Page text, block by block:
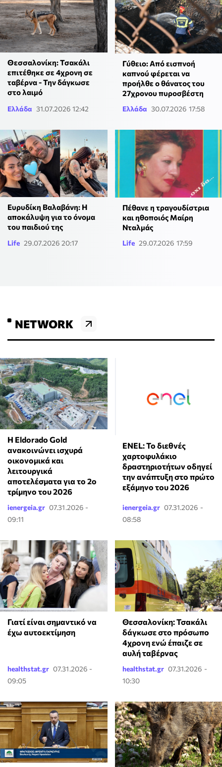
Θεσσαλονίκη: Τσακάλι
επιτέθηκε σε 4χρονη σε
ταβέρνα - Την δάγκωσε
στο λαιμό
Ελλάδα 31.07.2026 12:42
Γύθειο: Από εισπνοή
καπνού φέρεται να
προήλθε ο θάνατος του
27χρονου πυροσβέστη
Ελλάδα 30.07.2026 17:58
Ευρυδίκη Βαλαβάνη: Η
αποκάλυψη για το όνομα
του παιδιού της
Life 29.07.2026 20:17
Πέθανε η τραγουδίστρια
και ηθοποιός Μαίρη
Νταλμάς
Life 29.07.2026 17:59
NETWORK
Η Eldorado Gold
ανακοινώνει ισχυρά
οικονομικά και
λειτουργικά
αποτελέσματα για το 2ο
τρίμηνο του 2026
ienergeia.gr 07.31.2026 -
09:11
ENEL: Το διεθνές
χαρτοφυλάκιο
δραστηριοτήτων οδηγεί
την ανάπτυξη στο πρώτο
εξάμηνο του 2026
ienergeia.gr 07.31.2026 -
08:58
Γιατί είναι σημαντικό να
έχω αυτοεκτίμηση
healthstat.gr 07.31.2026 -
09:05
Θεσσαλονίκη: Τσακάλι
δάγκωσε στο πρόσωπο
4χρονη ενώ έπαιζε σε
αυλή ταβέρνας
healthstat.gr 07.31.2026 -
10:30